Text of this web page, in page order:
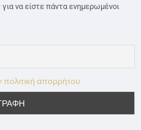
να είστε πάντα ενημερωμένοι
πολιτική απορρήτου